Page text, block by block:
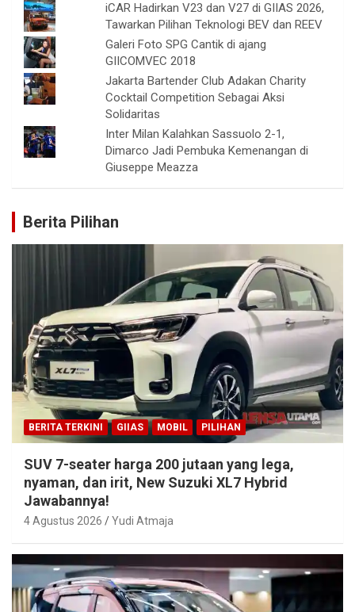
iCAR Hadirkan V23 dan V27 di GIIAS 2026,
Tawarkan Pilihan Teknologi BEV dan REEV
Galeri Foto SPG Cantik di ajang
GIICOMVEC 2018
Jakarta Bartender Club Adakan Charity
Cocktail Competition Sebagai Aksi
Solidaritas
Inter Milan Kalahkan Sassuolo 2-1,
Dimarco Jadi Pembuka Kemenangan di
Giuseppe Meazza
Berita Pilihan
BERITA TERKINI GIIAS MOBIL PILIHAN
SUV 7-seater harga 200 jutaan yang lega,
nyaman, dan irit, New Suzuki XL7 Hybrid
Jawabannya!
4 Agustus 2026 Yudi Atmaja